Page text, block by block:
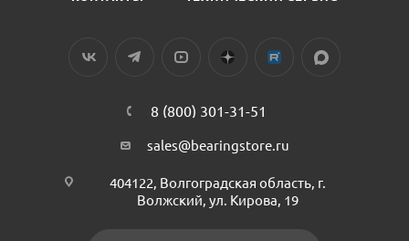
8 (800) 301-31-51
sales@bearingstore.ru
404122, Волгоградская область, г.
Волжский, ул. Кирова, 19